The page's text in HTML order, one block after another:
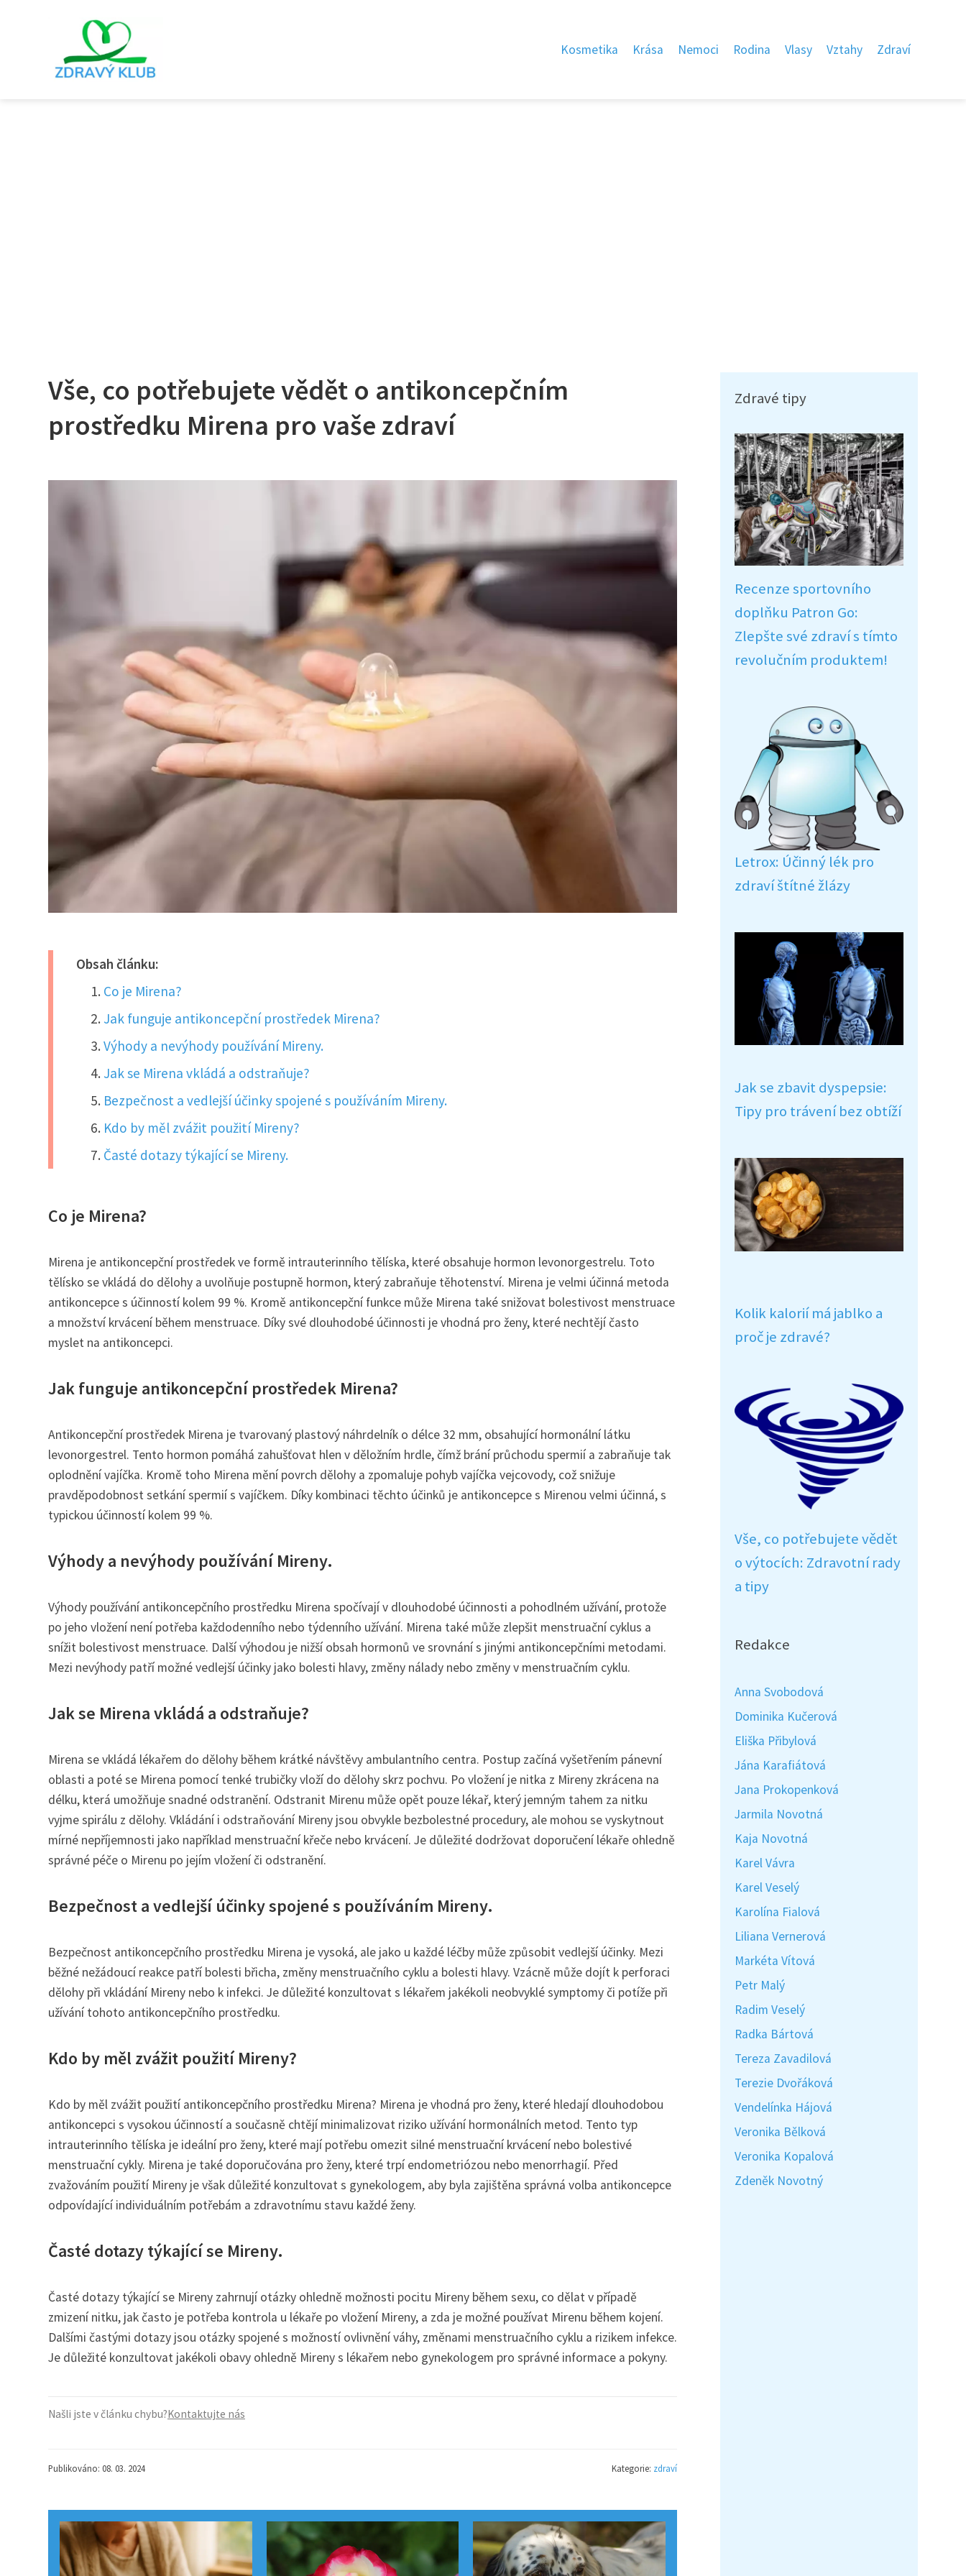
Kosmetika Krása Nemoci Rodina Vlasy Vztahy Zdraví
Vše, co potřebujete vědět o antikoncepčním
prostředku Mirena pro vaše zdraví
Obsah článku:
Co je Mirena?
Jak funguje antikoncepční prostředek Mirena?
Výhody a nevýhody používání Mireny.
Jak se Mirena vkládá a odstraňuje?
Bezpečnost a vedlejší účinky spojené s používáním Mireny.
Kdo by měl zvážit použití Mireny?
Časté dotazy týkající se Mireny.
Co je Mirena?
Mirena je antikoncepční prostředek ve formě intrauterinního tělíska, které obsahuje hormon levonorgestrelu. Toto
tělísko se vkládá do dělohy a uvolňuje postupně hormon, který zabraňuje těhotenství. Mirena je velmi účinná metoda
antikoncepce s účinností kolem 99 %. Kromě antikoncepční funkce může Mirena také snižovat bolestivost menstruace
a množství krvácení během menstruace. Díky své dlouhodobé účinnosti je vhodná pro ženy, které nechtějí často
myslet na antikoncepci.
Jak funguje antikoncepční prostředek Mirena?
Antikoncepční prostředek Mirena je tvarovaný plastový náhrdelník o délce 32 mm, obsahující hormonální látku
levonorgestrel. Tento hormon pomáhá zahušťovat hlen v děložním hrdle, čímž brání průchodu spermií a zabraňuje tak
oplodnění vajíčka. Kromě toho Mirena mění povrch dělohy a zpomaluje pohyb vajíčka vejcovody, což snižuje
pravděpodobnost setkání spermií s vajíčkem. Díky kombinaci těchto účinků je antikoncepce s Mirenou velmi účinná, s
typickou účinností kolem 99 %.
Výhody a nevýhody používání Mireny.
Výhody používání antikoncepčního prostředku Mirena spočívají v dlouhodobé účinnosti a pohodlném užívání, protože
po jeho vložení není potřeba každodenního nebo týdenního užívání. Mirena také může zlepšit menstruační cyklus a
snížit bolestivost menstruace. Další výhodou je nižší obsah hormonů ve srovnání s jinými antikoncepčními metodami.
Mezi nevýhody patří možné vedlejší účinky jako bolesti hlavy, změny nálady nebo změny v menstruačním cyklu.
Jak se Mirena vkládá a odstraňuje?
Mirena se vkládá lékařem do dělohy během krátké návštěvy ambulantního centra. Postup začíná vyšetřením pánevní
oblasti a poté se Mirena pomocí tenké trubičky vloží do dělohy skrz pochvu. Po vložení je nitka z Mireny zkrácena na
délku, která umožňuje snadné odstranění. Odstranit Mirenu může opět pouze lékař, který jemným tahem za nitku
vyjme spirálu z dělohy. Vkládání i odstraňování Mireny jsou obvykle bezbolestné procedury, ale mohou se vyskytnout
mírné nepříjemnosti jako například menstruační křeče nebo krvácení. Je důležité dodržovat doporučení lékaře ohledně
správné péče o Mirenu po jejím vložení či odstranění.
Bezpečnost a vedlejší účinky spojené s používáním Mireny.
Bezpečnost antikoncepčního prostředku Mirena je vysoká, ale jako u každé léčby může způsobit vedlejší účinky. Mezi
běžné nežádoucí reakce patří bolesti břicha, změny menstruačního cyklu a bolesti hlavy. Vzácně může dojít k perforaci
dělohy při vkládání Mireny nebo k infekci. Je důležité konzultovat s lékařem jakékoli neobvyklé symptomy či potíže při
užívání tohoto antikoncepčního prostředku.
Kdo by měl zvážit použití Mireny?
Kdo by měl zvážit použití antikoncepčního prostředku Mirena? Mirena je vhodná pro ženy, které hledají dlouhodobou
antikoncepci s vysokou účinností a současně chtějí minimalizovat riziko užívání hormonálních metod. Tento typ
intrauterinního tělíska je ideální pro ženy, které mají potřebu omezit silné menstruační krvácení nebo bolestivé
menstruační cykly. Mirena je také doporučována pro ženy, které trpí endometriózou nebo menorrhagií. Před
zvažováním použití Mireny je však důležité konzultovat s gynekologem, aby byla zajištěna správná volba antikoncepce
odpovídající individuálním potřebám a zdravotnímu stavu každé ženy.
Časté dotazy týkající se Mireny.
Časté dotazy týkající se Mireny zahrnují otázky ohledně možnosti pocitu Mireny během sexu, co dělat v případě
zmizení nitku, jak často je potřeba kontrola u lékaře po vložení Mireny, a zda je možné používat Mirenu během kojení.
Dalšími častými dotazy jsou otázky spojené s možností ovlivnění váhy, změnami menstruačního cyklu a rizikem infekce.
Je důležité konzultovat jakékoli obavy ohledně Mireny s lékařem nebo gynekologem pro správné informace a pokyny.
Našli jste v článku chybu?Kontaktujte nás
Publikováno: 08. 03. 2024 Kategorie: zdraví
Zdravé tipy
Recenze sportovního
doplňku Patron Go:
Zlepšte své zdraví s tímto
revolučním produktem!
Letrox: Účinný lék pro
zdraví štítné žlázy
Jak se zbavit dyspepsie:
Tipy pro trávení bez obtíží
Kolik kalorií má jablko a
proč je zdravé?
Vše, co potřebujete vědět
o výtocích: Zdravotní rady
a tipy
Redakce
Anna Svobodová
Dominika Kučerová
Eliška Přibylová
Jána Karafiátová
Jana Prokopenková
Jarmila Novotná
Kaja Novotná
Karel Vávra
Karel Veselý
Karolína Fialová
Liliana Vernerová
Markéta Vítová
Petr Malý
Radim Veselý
Radka Bártová
Tereza Zavadilová
Terezie Dvořáková
Vendelínka Hájová
Veronika Bělková
Veronika Kopalová
Zdeněk Novotný